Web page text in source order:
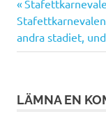
inlägg:
Nästa
inlägg:
andra stadiet,
LÄMNA EN